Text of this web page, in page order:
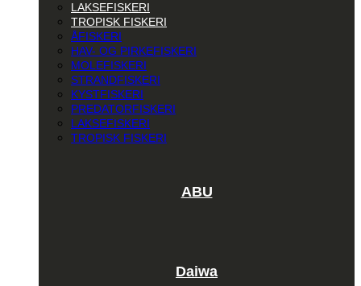
LAKSEFISKERI
TROPISK FISKERI
ÅFISKERI
HAV- OG PIRKEFISKERI
MOLEFISKERI
STRANDFISKERI
KYSTFISKERI
PREDATORFISKERI
LAKSEFISKERI
TROPISK FISKERI
ABU
Daiwa